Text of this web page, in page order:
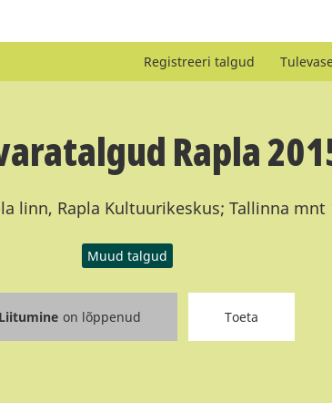
Registreeri talgud
Rapla
linn, Rapla Kultuurikeskus; Tallinna mnt
Muud talgud
Liitumine on lõppenud Toeta